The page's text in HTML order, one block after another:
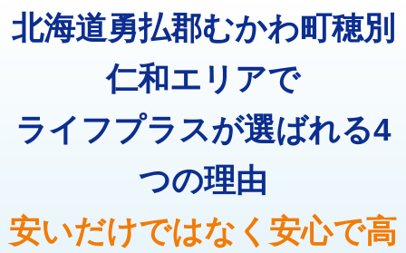
マス交換（深さ50㎝以上） 66,000円
コンクリート斫り（厚さ10㎝超え） 38,500円
モルタル補修（厚さ10㎝まで） 27,500円
16,500円
廃棄・処分 現場見積
追加トーラー機使用/3m超え +3,300円
8,800円
止水・漏水調査・防水処理・清掃・修
11,000円
止水・漏水調査・防水処理・清掃・修
22,000円
止水・漏水調査・防水処理・清掃・修
33,000円
北海道勇払郡むかわ町穂別
仁和エリアで
ライフプラスが選ばれる4
つの理由
安いだけではなく安心で高